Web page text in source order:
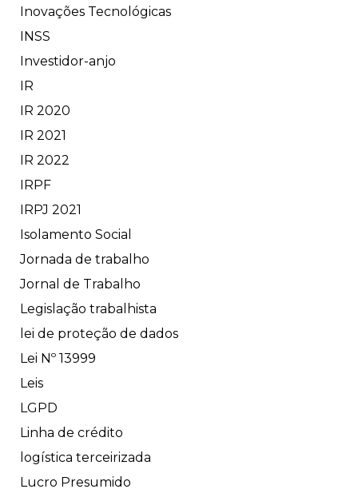
Inovações Tecnológicas
INSS
Investidor-anjo
IR
IR 2020
IR 2021
IR 2022
IRPF
IRPJ 2021
Isolamento Social
Jornada de trabalho
Jornal de Trabalho
Legislação trabalhista
lei de proteção de dados
Lei Nº 13999
Leis
LGPD
Linha de crédito
logística terceirizada
Lucro Presumido